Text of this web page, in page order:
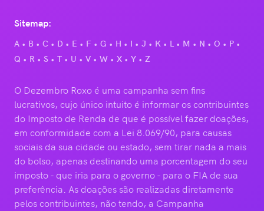
Sitemap:
A B C D E F G H I J K L M N O
P
Q
R S T U V W X Y Z
O Dezembro Roxo é uma campanha sem fins
lucrativos, cujo único intuito é informar os contribuintes
do Imposto de Renda de que é possível fazer doações,
em conformidade com a Lei 8.069/90, para causas
sociais da sua cidade ou estado, sem tirar nada a mais
do bolso, apenas destinando uma porcentagem do seu
imposto - que iria para o governo - para o FIA de sua
preferência. As doações são realizadas diretamente
pelos contribuintes, não tendo, a Campanha